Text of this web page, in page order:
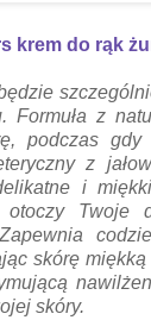
krem do rąk
Formuła z
podczas gdy
z
i
Twoje
skórę
skóry.